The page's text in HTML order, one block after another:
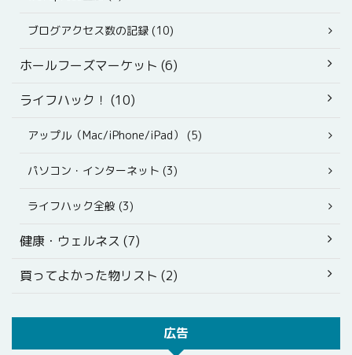
ブログアクセス数の記録 (10)
ホールフーズマーケット (6)
ライフハック！ (10)
アップル（Mac/iPhone/iPad） (5)
パソコン・インターネット (3)
ライフハック全般 (3)
健康・ウェルネス (7)
買ってよかった物リスト (2)
広告